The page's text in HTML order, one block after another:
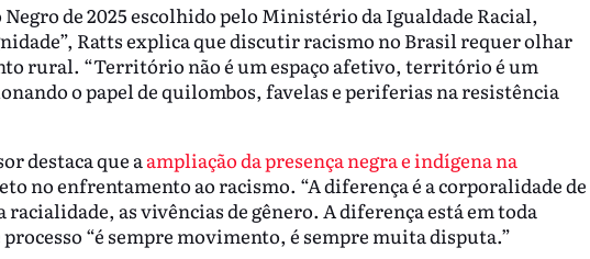
de 2025 escolhido pelo Ministério da Igualdade Racial,
Ratts explica que discutir racismo no Brasil requer olhar
rural. “Território não é um espaço afetivo, território é um
o papel de quilombos, favelas e periferias na resistência
destaca que aampliação da presença negra e indígena na
no enfrentamento ao racismo. “A diferença é a corporalidade de
as vivências de gênero. A diferença está em toda
“é sempre movimento, é sempre muita disputa.”